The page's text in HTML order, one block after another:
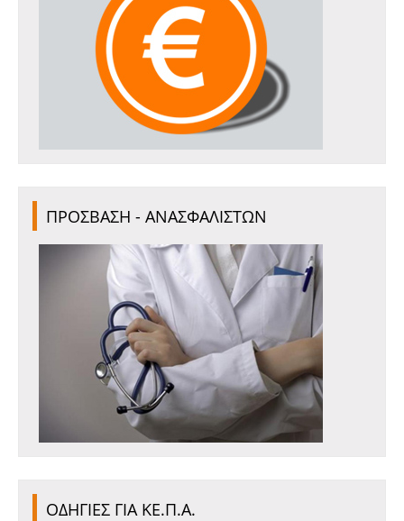
ΠΡΟΣΒΑΣΗ - ΑΝΑΣΦΑΛΙΣΤΩΝ
ΟΔΗΓΙΕΣ ΓΙΑ ΚΕ.Π.Α.